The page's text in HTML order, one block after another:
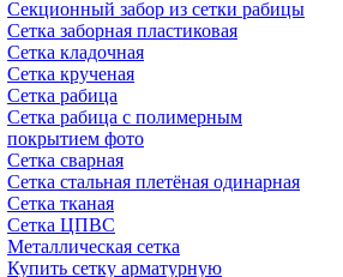
Секционный забор из сетки рабицы
Сетка заборная пластиковая
Сетка кладочная
Сетка крученая
Сетка рабица
Сетка рабица с полимерным
покрытием фото
Сетка сварная
Сетка стальная плетёная одинарная
Сетка тканая
Сетка ЦПВС
Металлическая сетка
Купить сетку арматурную